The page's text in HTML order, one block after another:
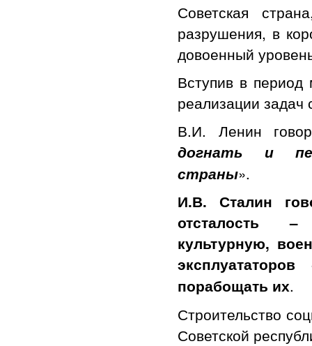
Советская
разрушения, в
довоенный
Вступив в период
реализации задач
В.И. Ленин
догнать и
страны».
И.В. Сталин
отсталость –
культурную,
порабощать их.
Строительство
Советской